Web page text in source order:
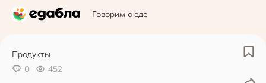
Говорим о еде
Продукты
0
452